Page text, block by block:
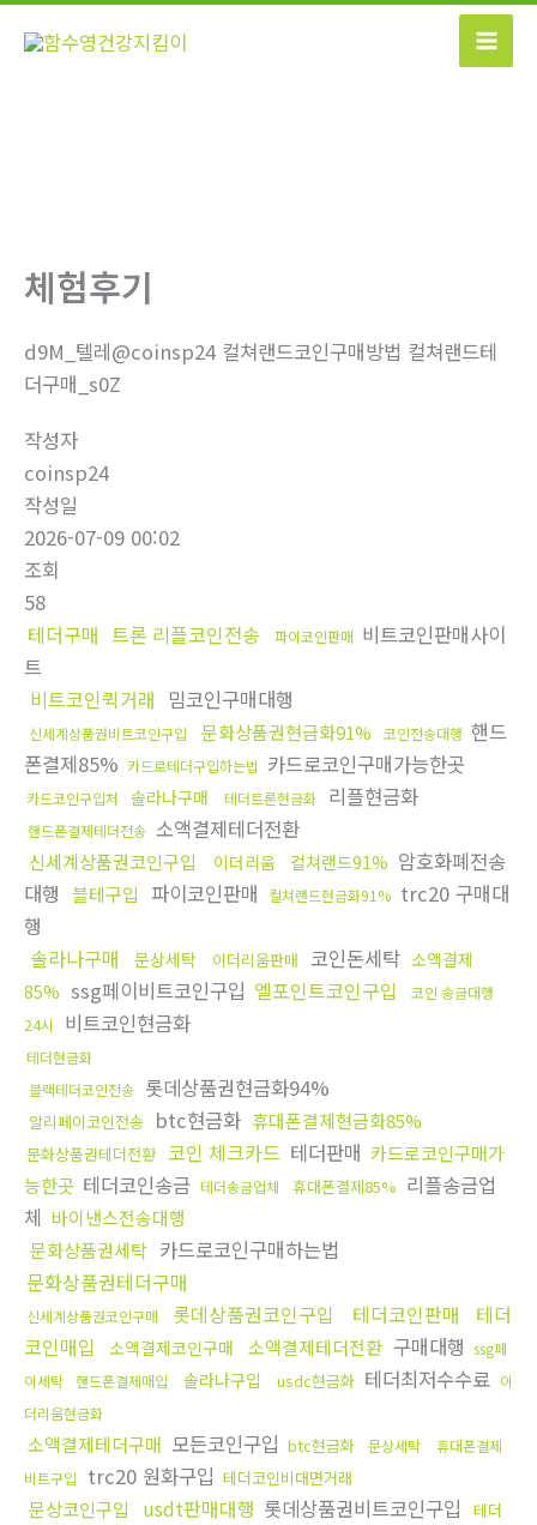
콘
체험후기
d9M_텔레@coinsp24 컬쳐랜드코인구매방법 컬쳐랜드테
더구매_s0Z
작성자
coinsp24
작성일
2026-07-09 00:02
조회
58
테더구매 트론 리플코인전송 파이코인판매 비트코인판매사이
트
비트코인퀵거래 밈코인구매대행
신세계상품권비트코인구입 문화상품권현금화91% 코인전송대행 핸드
폰결제85% 카드로테더구입하는법 카드로코인구매가능한곳
카드코인구입처 솔라나구매 테더트론현금화 리플현금화
핸드폰결제테더전송 소액결제테더전환
신세계상품권코인구입 이더리움 컬쳐랜드91% 암호화폐전송
대행 블테구입 파이코인판매 컬쳐랜드현금화91% trc20 구매대
행
솔라나구매
문상세탁 이더리움판매 코인돈세탁 소액결제
85% ssg페이비트코인구입 엘포인트코인구입
코인 송금대행
24시
비트코인현금화
테더현금화
블랙테더코인전송 롯데상품권현금화94%
알리페이코인전송 btc현금화 휴대폰결제현금화85%
문화상품권테더전환 코인 체크카드 테더판매 카드로코인구매가
능한곳 테더코인송금 테더송금업체 휴대폰결제85% 리플송금업
체 바이낸스전송대행
문화상품권세탁 카드로코인구매하는법
문화상품권테더구매
신세계상품권코인구매 롯데상품권코인구입 테더코인판매
테더
코인매입
소액결제코인구매 소액결제테더전환 구매대행 ssg페
이세탁 핸드폰결제매입 솔라나구입 usdc현금화 테더최저수수료 이
더리움현금화
소액결제테더구매 모든코인구입 btc현금화 문상세탁
휴대폰결제
비트구입
trc20 원화구입 테더코인비대면거래
문상코인구입 usdt판매대행 롯데상품권비트코인구입
테더